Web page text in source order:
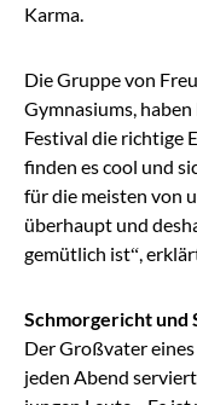
Karma.
Die Gruppe von
Gymnasiums, haben
Festival die richtige
finden es cool und
für die meisten von
überhaupt und
gemütlich ist“,
Schmorgericht und
Der Großvater
jeden Abend